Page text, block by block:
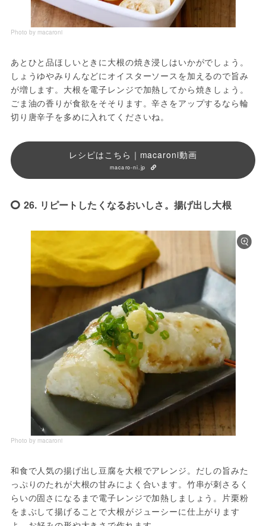
Photo by macaroni
あとひと品ほしいときに大根の焼き浸しはいかがでしょう。
しょうゆやみりんなどにオイスターソースを加えるので旨み
が増します。大根を電子レンジで加熱してから焼きしょう。
ごま油の香りが食欲をそそります。辛さをアップするなら輪
切り唐辛子を多めに入れてくださいね。
レシピはこちら｜macaroni動画
macaro-ni.jp
26. リピートしたくなるおいしさ。揚げ出し大根
Photo by macaroni
和食で人気の揚げ出し豆腐を大根でアレンジ。だしの旨みた
っぷりのたれが大根の甘みによく合います。竹串が刺さるく
らいの固さになるまで電子レンジで加熱しましょう。片栗粉
をまぶして揚げることで大根がジューシーに仕上がります